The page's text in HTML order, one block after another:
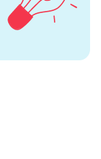
nécessitant
à un usage